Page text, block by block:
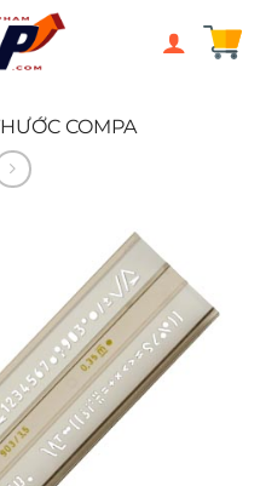
COMPA